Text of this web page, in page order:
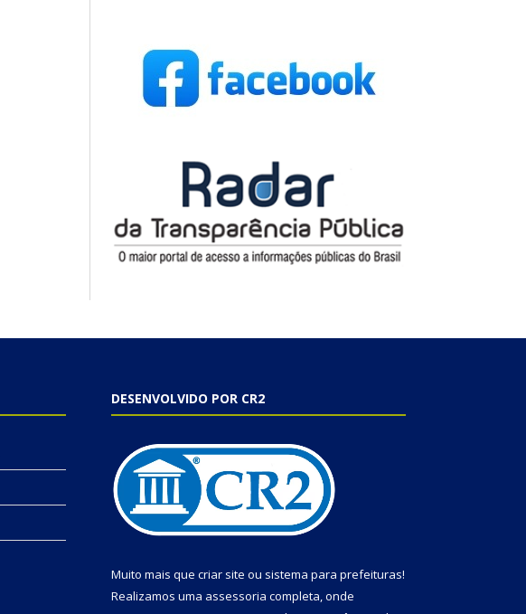
DESENVOLVIDO POR CR2
Muito mais que criar site ou sistema para prefeituras!
Realizamos uma assessoria completa, onde